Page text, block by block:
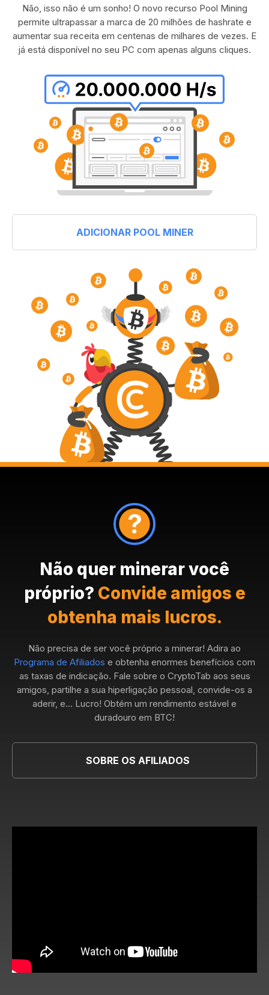
Não, isso não é um sonho! O novo recurso Pool Mining
permite ultrapassar a marca de 20 milhões de hashrate e
aumentar sua receita em centenas de milhares de vezes. E
já está disponível no seu PC com apenas alguns cliques.
ADICIONAR POOL MINER
Não quer minerar você
próprio? Convide amigos e
obtenha mais lucros.
Não precisa de ser você próprio a minerar! Adira ao
Programa de Afiliados e obtenha enormes benefícios com
as taxas de indicação. Fale sobre o CryptoTab aos seus
amigos, partilhe a sua hiperligação pessoal, convide-os a
aderir, e... Lucro! Obtém um rendimento estável e
duradouro em BTC!
SOBRE OS AFILIADOS